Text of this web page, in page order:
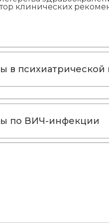
клинических
в психиатрической
по ВИЧ-инфекции